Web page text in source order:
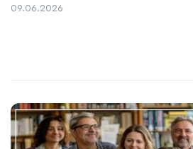
Автор:
Дата публикации:
09.06.2026